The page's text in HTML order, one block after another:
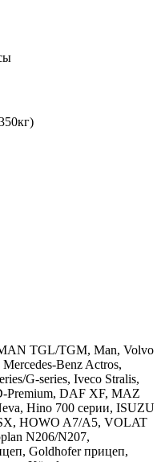
TGL/TGM, Man, Volvo
Benz Actros,
G-series, Iveco Stralis,
Premium, DAF XF, MAZ
Hino 700 серии, ISUZU
HOWO A7/A5, VOLAT
N206/N207,
Goldhofer прицеп,